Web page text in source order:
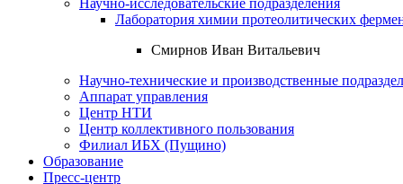
Лаборатория химии протеолитических
Смирнов Иван Витальевич
Научно-технические и производственные
Аппарат управления
Центр НТИ
Центр коллективного пользования
Филиал ИБХ (Пущино)
Образование
Пресс-центр